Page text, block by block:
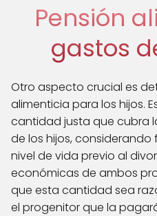
Pensión
gastos
Otro aspecto crucial es
alimenticia para los hijos.
cantidad justa que cubra
de los hijos,
nivel de vida previo al
económicas de ambos
que esta cantidad sea
el progenitor que la